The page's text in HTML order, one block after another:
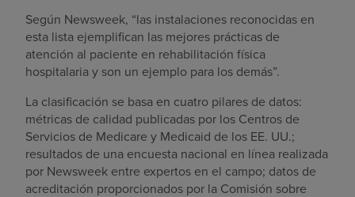
Según Newsweek, “las instalaciones reconocidas en
esta lista ejemplifican las mejores prácticas de
atención al paciente en rehabilitación física
hospitalaria y son un ejemplo para los demás”.
La clasificación se basa en cuatro pilares de datos:
métricas de calidad publicadas por los Centros de
Servicios de Medicare y Medicaid de los EE. UU.;
resultados de una encuesta nacional en línea realizada
por Newsweek entre expertos en el campo; datos de
acreditación proporcionados por la Comisión sobre